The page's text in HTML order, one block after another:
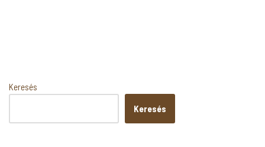
Keresés
Keresés